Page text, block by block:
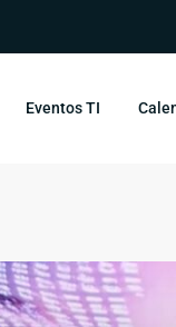
Eventos TI